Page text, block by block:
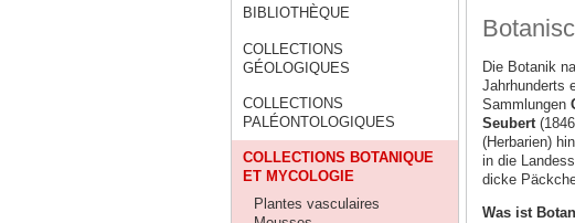
BIBLIOTHÈQUE
COLLECTIONS
GÉOLOGIQUES
COLLECTIONS
PALÉONTOLOGIQUES
COLLECTIONS BOTANIQUE
ET MYCOLOGIE
Plantes vasculaires
Die Botanik
Jahrhunderts
Sammlungen
Seubert
(Herbarien)
in die
dicke
Was ist